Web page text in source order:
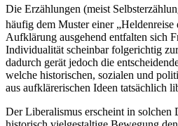
Die Erzählungen (meist
häufig dem Muster einer „Heldenreise
Aufklärung ausgehend entfalten sich
Individualität scheinbar folgerichtig
dadurch gerät jedoch die
welche historischen, sozialen und
aus aufklärerischen Ideen tatsächlich
Der Liberalismus erscheint in solchen